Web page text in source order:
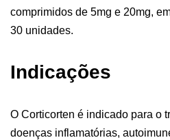
comprimidos de 5mg e 20mg,
30 unidades.
Indicações
O Corticorten é indicado para o
doenças inflamatórias,